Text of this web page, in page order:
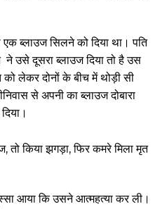
एक ब्लाउज सिलने को दिया था। पति
उसे दूसरा ब्लाउज दिया तो है उस
लेकर दोनों के बीच में थोड़ी सी
से अपनी का ब्लाउज दोबारा
आया कि उसने आत्महत्या कर ली।